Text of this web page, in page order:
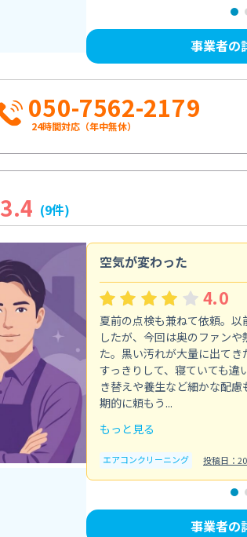
事業者の
050-7562-2179
24時間対応（年中無休）
3.4 (9件)
空気が変わった
4.0
夏前の点検も兼ねて依頼。
したが、今回は奥のファン
た。黒い汚れが大量に出て
すっきりして、寝ていても違
き替えや養生など細かな配
期的に頼もう...
もっと見る
エアコンクリーニング 投稿日：
事業者の